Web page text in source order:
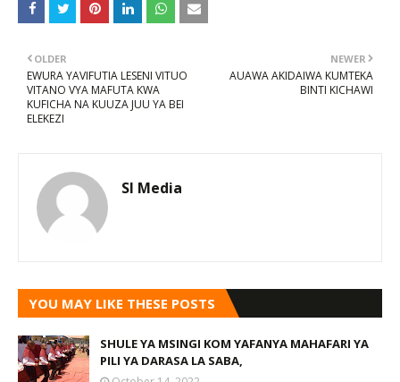
NEWER
AUAWA AKIDAIWA KUMTEKA
BINTI KICHAWI
OLDER
EWURA YAVIFUTIA LESENI VITUO
VITANO VYA MAFUTA KWA
KUFICHA NA KUUZA JUU YA BEI
ELEKEZI
SI Media
YOU MAY LIKE THESE POSTS
SHULE YA MSINGI KOM YAFANYA MAHAFARI YA
PILI YA DARASA LA SABA,